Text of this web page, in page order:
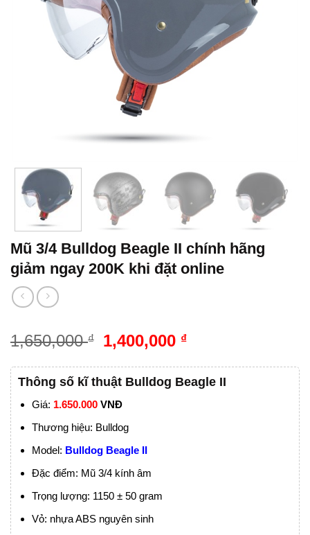
Mũ 3/4 Bulldog Beagle II chính hãng
giảm ngay 200K khi đặt online
1,650,000₫ 1,400,000 ₫
Thông số kĩ thuật Bulldog Beagle II
Giá: 1.650.000 VNĐ
Thương hiệu: Bulldog
Model: Bulldog Beagle II
Đặc điểm: Mũ 3/4 kính âm
Trọng lượng: 1150 ± 50 gram
Vỏ: nhựa ABS nguyên sinh